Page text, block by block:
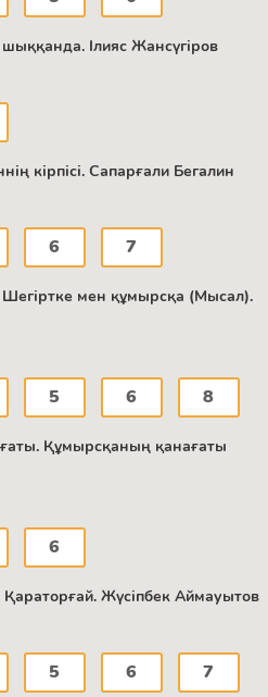
Ілияс Жансүгіров
кірпісі. Сапарғали Бегалин
6 7
мен құмырсқа (Мысал).
5 6 8
Құмырсқаның қанағаты
6
Жүсіпбек Аймауытов
5 6 7